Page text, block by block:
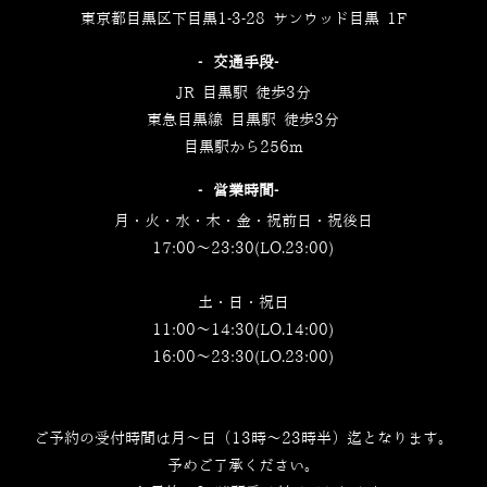
東京都目黒区下目黒1-3-28 サンウッド目黒 1F
‐交通手段‐
JR 目黒駅 徒歩3分
東急目黒線 目黒駅 徒歩3分
目黒駅から256m
‐営業時間‐
月・火・水・木・金・祝前日・祝後日
17:00～23:30(LO.23:00)
土・日・祝日
11:00～14:30(LO.14:00)
16:00～23:30(LO.23:00)
ご予約の受付時間は月～日（13時～23時半）迄となります。
予めご了承ください。